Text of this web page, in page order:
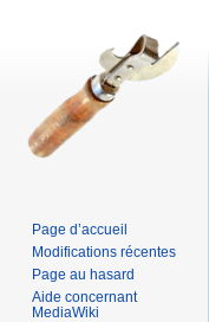
Page d’accueil
Modifications récentes
Page au hasard
Aide concernant
MediaWiki